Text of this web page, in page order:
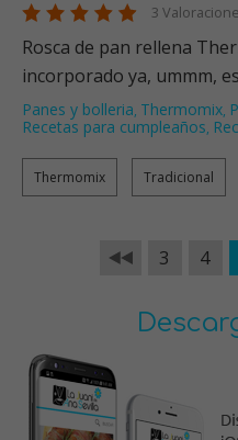
3
Rosca de pan rellena
incorporado ya, ummm,
Panes y bolleria, Thermomix,
Recetas para cumpleaños,
Thermomix Tradicional
3 4